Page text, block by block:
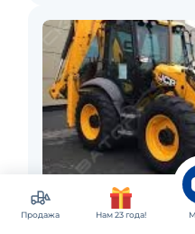
Голицыно
Аренда
Продажа Нам 23 года!